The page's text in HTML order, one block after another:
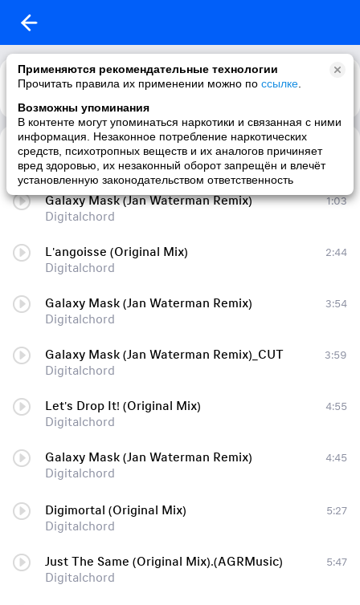
Применяются рекомендательные технологии
Прочитать правила их применении можно по ссылке
Возможны упоминания
В контенте могут упоминаться наркотики и связанная с ними
информация. Незаконное потребление наркотических
средств, психотропных веществ и их аналогов причиняет
вред здоровью, их незаконный оборот запрещён и влечёт
установленную законодательством ответственность
Galaxy Mask (Jan Waterman Remix)
Digitalchord
Galaxy Mask (Jan Waterman Remix)
Digitalchord
1:03
L'angoisse (Original Mix)
Digitalchord
2:44
Galaxy Mask (Jan Waterman Remix)
Digitalchord
3:54
Galaxy Mask (Jan Waterman Remix)_CUT
Digitalchord
3:59
Let's Drop It! (Original Mix)
Digitalchord
4:55
Galaxy Mask (Jan Waterman Remix)
Digitalchord
4:45
Digimortal (Original Mix)
Digitalchord
5:27
Just The Same (Original Mix).(AGRMusic)
Digitalchord
5:47